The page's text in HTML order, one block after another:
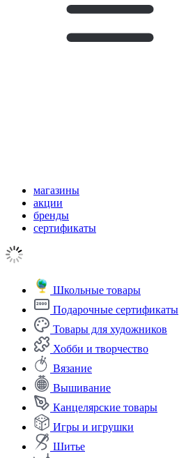
магазины
акции
бренды
сертификаты
Школьные товары
Подарочные сертификаты
Товары для художников
Хобби и творчество
Вязание
Вышивание
Канцелярские товары
Игры и игрушки
Шитье